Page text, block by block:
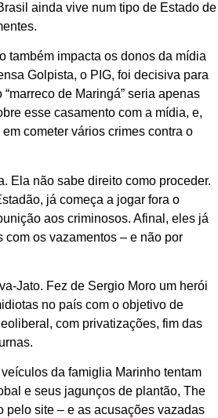
ainda vive num tipo de Estado de
também impacta os donos da mídia
Golpista, o PIG, foi decisiva para
de Maringá” seria apenas
esse casamento com a mídia, e,
cometer vários crimes contra o
Ela não sabe direito como proceder.
já começa a jogar fora o
aos criminosos. Afinal, eles já
os vazamentos – e não por
Jato. Fez de Sergio Moro um herói
no país com o objetivo de
com privatizações, fim das
da famiglia Marinho tentam
e seus jagunços de plantão, The
pelo site – e as acusações vazadas